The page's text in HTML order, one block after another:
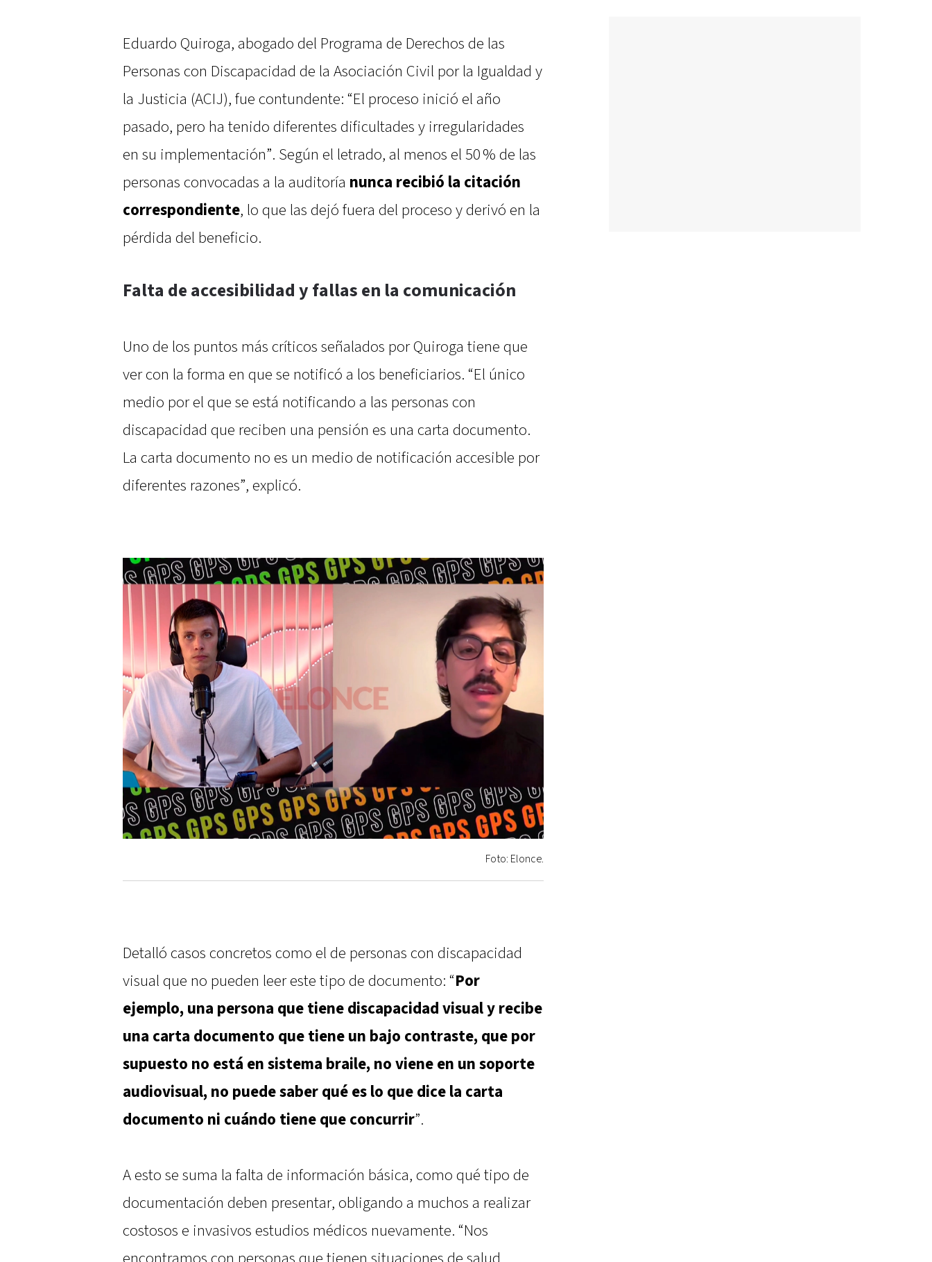
Eduardo Quiroga, abogado del Programa de Derechos de las
Personas con Discapacidad de la Asociación Civil por la Igualdad y
la Justicia (ACIJ), fue contundente: “El proceso inició el año
pasado, pero ha tenido diferentes dificultades y irregularidades
en su implementación”. Según el letrado, al menos el 50 % de las
personas convocadas a la auditoría nunca recibió la citación
correspondiente, lo que las dejó fuera del proceso y derivó en la
pérdida del beneficio.
Falta de accesibilidad y fallas en la comunicación
Uno de los puntos más críticos señalados por Quiroga tiene que
ver con la forma en que se notificó a los beneficiarios. “El único
medio por el que se está notificando a las personas con
discapacidad que reciben una pensión es una carta documento.
La carta documento no es un medio de notificación accesible por
diferentes razones”, explicó.
Foto: Elonce.
Detalló casos concretos como el de personas con discapacidad
visual que no pueden leer este tipo de documento: “Por
ejemplo, una persona que tiene discapacidad visual y recibe
una carta documento que tiene un bajo contraste, que por
supuesto no está en sistema braile, no viene en un soporte
audiovisual, no puede saber qué es lo que dice la carta
documento ni cuándo tiene que concurrir”.
A esto se suma la falta de información básica, como qué tipo de
documentación deben presentar, obligando a muchos a realizar
costosos e invasivos estudios médicos nuevamente. “Nos